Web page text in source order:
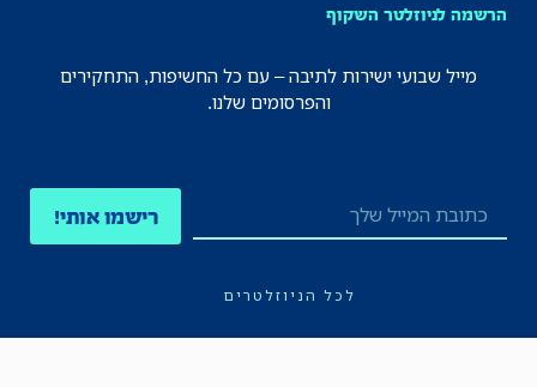
הרשמה לניוזלטר השקוף
מייל שבועי ישירות לתיבה – עם כל החשיפות, התחקירים
והפרסומים שלנו.
רישמו אותי!
לכל הניוזלטרים